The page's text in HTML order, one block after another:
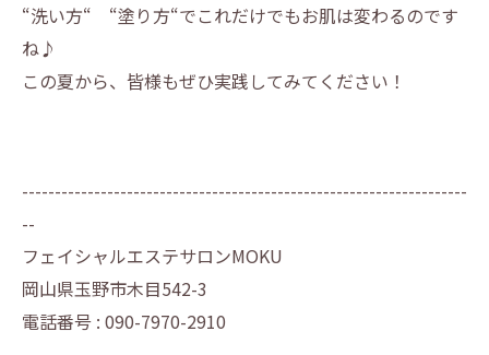
“洗い方“ “塗り方“でこれだけでもお肌は変わるのです
ね♪
この夏から、皆様もぜひ実践してみてください！
--------------------------------------------------------------------
--
フェイシャルエステサロンMOKU
岡山県玉野市木目542-3
電話番号 : 090-7970-2910